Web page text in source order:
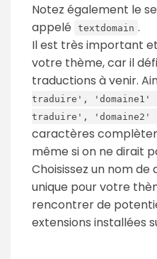
Notez également le
appelé
textdomain .
Il est très important
votre thème, car il
traductions à venir.
traduire', 'domaine1'
traduire', 'domaine2'
caractères
même si on ne dirait
Choisissez un nom
unique pour votre
rencontrer de
extensions installées